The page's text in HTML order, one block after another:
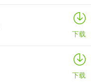
下载
下载